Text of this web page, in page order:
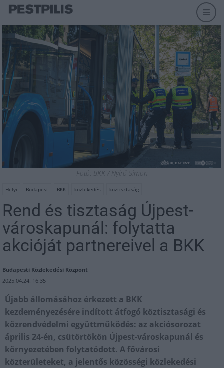
Fotó: BKK / Nyirő Simon
Helyi Budapest BKK közlekedés köztisztaság
Rend és tisztaság Újpest-
városkapunál: folytatta
akcióját partnereivel a BKK
Budapesti Közlekedési Központ
2025.04.24. 16:35
Újabb állomásához érkezett a BKK
kezdeményezésére indított átfogó köztisztasági és
közrendvédelmi együttműködés: az akciósorozat
április 24-én, csütörtökön Újpest-városkapunál és
környezetében folytatódott. A fővárosi
közterületeket, a jelentős közösségi közlekedési